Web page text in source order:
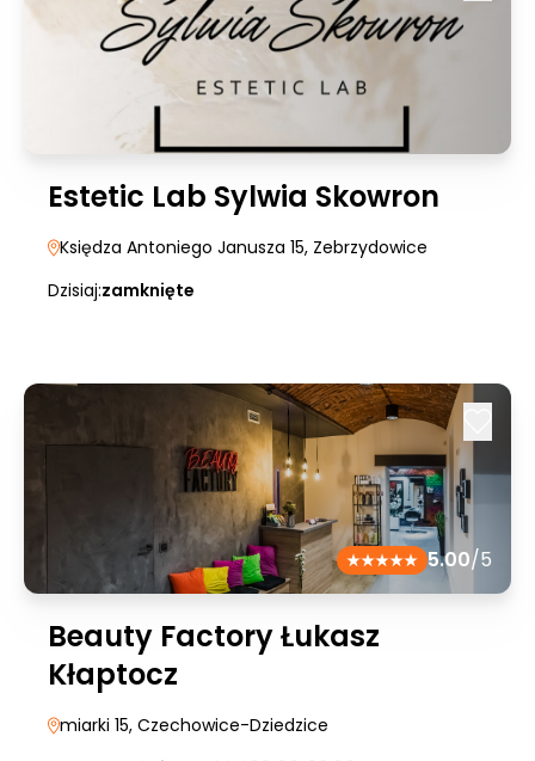
Estetic Lab Sylwia Skowron
Księdza Antoniego Janusza 15, Zebrzydowice
Dzisiaj:zamknięte
5.00/5
Beauty Factory Łukasz
Kłaptocz
miarki 15, Czechowice-Dziedzice